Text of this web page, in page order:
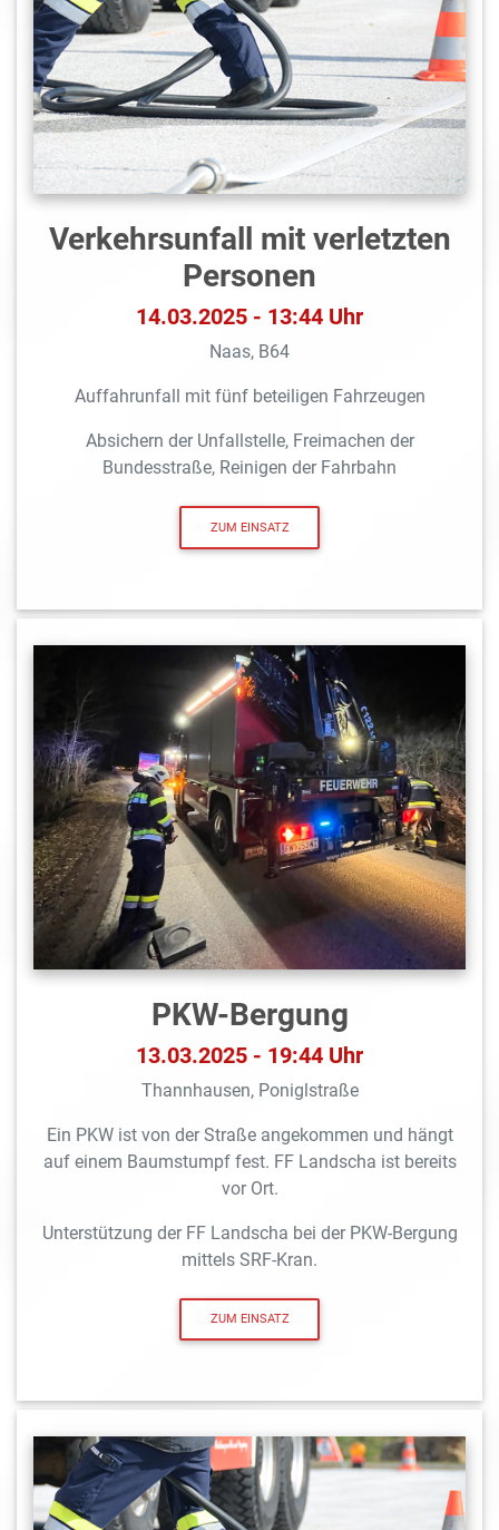
Verkehrsunfall mit verletzten
Personen
14.03.2025 - 13:44 Uhr
Naas, B64
Auffahrunfall mit fünf beteiligen Fahrzeugen
Absichern der Unfallstelle, Freimachen der
Bundesstraße, Reinigen der Fahrbahn
ZUM EINSATZ
PKW-Bergung
13.03.2025 - 19:44 Uhr
Thannhausen, Poniglstraße
Ein PKW ist von der Straße angekommen und hängt
auf einem Baumstumpf fest. FF Landscha ist bereits
vor Ort.
Unterstützung der FF Landscha bei der PKW-Bergung
mittels SRF-Kran.
ZUM EINSATZ